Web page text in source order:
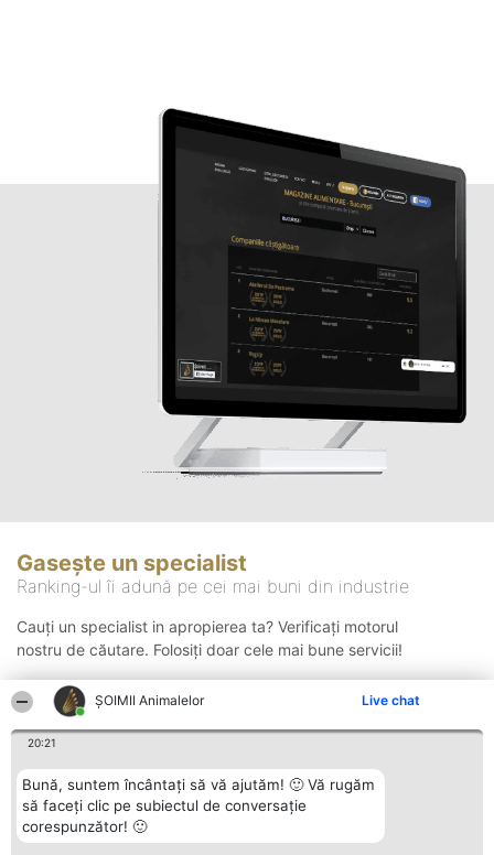
ŞOIMII Animalelor Live chat
20:21
Bună, suntem încântați să vă ajutăm! 🙂 Vă rugăm
să faceți clic pe subiectul de conversație
corespunzător! 🙂
Gasește un specialist
Ranking-ul îi adună pe cei mai buni din industrie
Cauți un specialist in apropierea ta? Verificați motorul
nostru de căutare. Folosiți doar cele mai bune servicii!